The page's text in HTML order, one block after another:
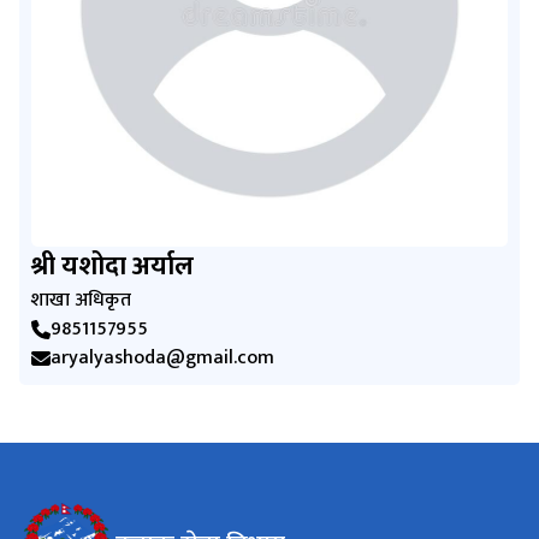
श्री यशोदा अर्याल
शाखा अधिकृत
9851157955
aryalyashoda@gmail.com